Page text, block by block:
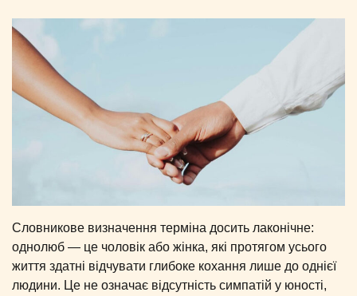
Словникове визначення терміна досить лаконічне:
однолюб — це чоловік або жінка, які протягом усього
життя здатні відчувати глибоке кохання лише до однієї
людини. Це не означає відсутність симпатій у юності,